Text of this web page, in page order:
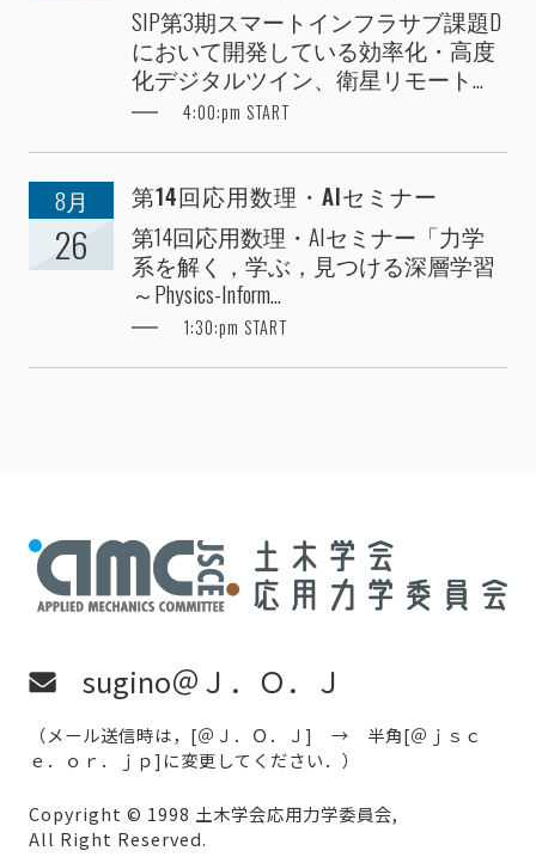
SIP第3期スマートインフラサブ課題D
において開発している効率化・高度
化デジタルツイン、衛星リモート...
4:00:pm START
8月
26
第14回応用数理・AIセミナー
第14回応用数理・AIセミナー「力学
系を解く，学ぶ，見つける深層学習
～Physics-Inform...
1:30:pm START
sugino＠Ｊ．Ｏ．Ｊ
（メール送信時は，[＠Ｊ．Ｏ．Ｊ] → 半角[＠ｊｓｃ
ｅ．ｏｒ．ｊｐ]に変更してください．）
Copyright © 1998 土木学会応用力学委員会,
All Right Reserved.